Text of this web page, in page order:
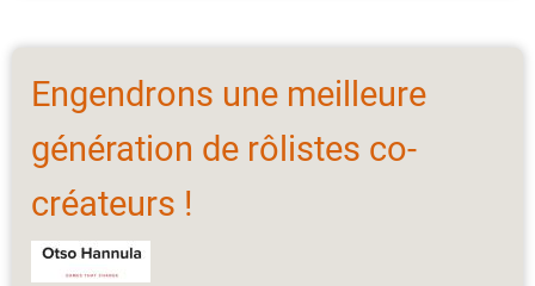
Engendrons une meilleure
génération de rôlistes co-
créateurs !